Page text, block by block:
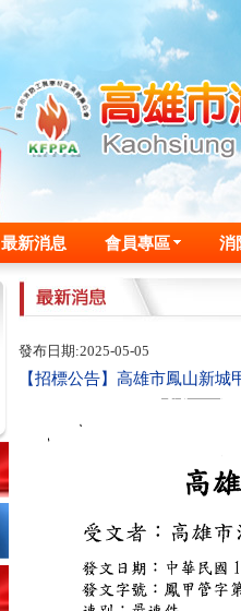
最新消息 會員專區 消
發布日期:2025-05-05
【招標公告】高雄市鳳山新